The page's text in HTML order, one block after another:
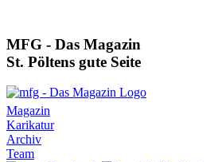
MFG - Das Magazin
St. Pöltens gute Seite
Magazin
Karikatur
Archiv
Team